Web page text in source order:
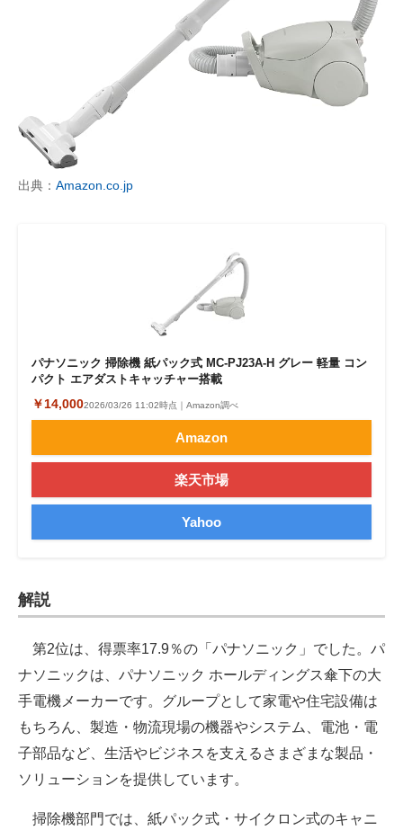
出典： Amazon.co.jp
パナソニック 掃除機 紙パック式 MC-PJ23A-H グレー 軽量 コン
パクト エアダストキャッチャー搭載
￥14,0002026/03/26 11:02時点｜Amazon調べ
Amazon
楽天市場
Yahoo
解説
第2位は、得票率17.9％の「パナソニック」でした。パ
ナソニックは、パナソニック ホールディングス傘下の大
手電機メーカーです。グループとして家電や住宅設備は
もちろん、製造・物流現場の機器やシステム、電池・電
子部品など、生活やビジネスを支えるさまざまな製品・
ソリューションを提供しています。
掃除機部門では、紙パック式・サイクロン式のキャニ